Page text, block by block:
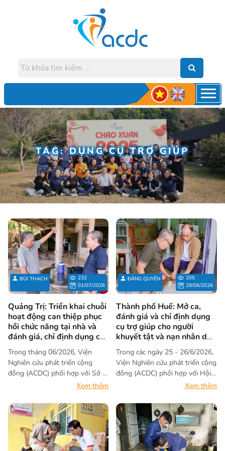
TAG: DỤNG CỤ TRỢ GIÚP
BÙI THẠCH
232
01/07/2026
Quảng Trị: Triển khai chuỗi
hoạt động can thiệp phục
hồi chức năng tại nhà và
đánh giá, chỉ định dụng cụ
trợ giúp cho người khuyết
tật
Trong tháng 06/2026, Viện
Nghiên cứu phát triển cộng
đồng (ACDC) phối hợp với Sở Y
tế tỉnh Quảng Trị tổ chức hoạt
năng tại nhà (lần thứ nhất) và
đánh giá nhu cầu, chỉ định dụng
cụ trợ giúp cho người khuyết
tật”. Hoạt động được thực hiện
qua hai đợt, từ ngày 12 – 16/6
Xem thêm
ĐĂNG QUYẾN
205
29/06/2026
Thành phố Huế: Mở ca,
đánh giá và chỉ định dụng
cụ trợ giúp cho người
khuyết tật và nạn nhân da
cam
Trong các ngày 25 - 26/6/2026,
Viện Nghiên cứu phát triển cộng
đồng (ACDC) phối hợp với Hội
Người khuyết tật - Bảo trợ
thành phố Huế, Ủy ban nhân
dân và Trạm Y tế 11 xã, phường
trên địa bàn thành phố Huế
triển khai hoạt động mở ca,
đánh giá và chỉ định dụng cụ trợ
Xem thêm